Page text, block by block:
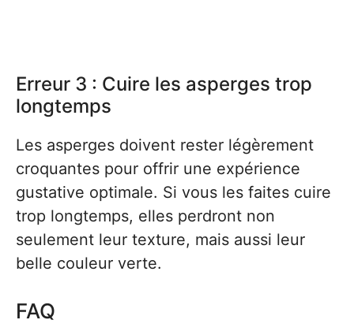
Erreur 3 : Cuire les asperges trop
longtemps
Les asperges doivent rester légèrement
croquantes pour offrir une expérience
gustative optimale. Si vous les faites cuire
trop longtemps, elles perdront non
seulement leur texture, mais aussi leur
belle couleur verte.
FAQ